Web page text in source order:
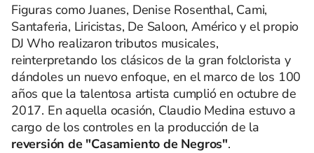
Figuras como Juanes, Denise Rosenthal, Cami,
Santaferia, Liricistas, De Saloon, Américo y el propio
DJ Who realizaron tributos musicales,
reinterpretando los clásicos de la gran folclorista y
dándoles un nuevo enfoque, en el marco de los 100
años que la talentosa artista cumplió en octubre de
2017. En aquella ocasión, Claudio Medina estuvo a
cargo de los controles en la producción de la
reversión de "Casamiento de Negros".